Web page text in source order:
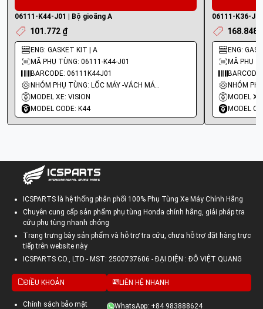
06111-K44-J01 | Bộ gioăng A
101.772 ₫
ENG: GASKET KIT | A
MÃ PHỤ TÙNG: 06111-K44-J01
BARCODE: 06111K44J01
NHÓM PHỤ TÙNG: LỐC MÁY -VÁCH MÁY - GIOĂNG MÁY
MODEL XE: VISION
MODEL CODE: K44
06111-K36-
168.848
ENG:
MÃ PHỤ
MODEL
MODEL
ICSPARTS là hệ thống phân phối 100% Phụ Tùng Xe Máy Chính Hãng
Chuyên cung cấp sản phẩm phụ tùng Honda chính hãng, giải pháp tra
cứu phụ tùng nhanh chóng
Trang trưng bày sản phẩm và hỗ trợ tra cứu, chưa hỗ trợ đặt hàng trực
tiếp trên website này
ICSPARTS CO., LTD - MST: 2500737606 - ĐẠI DIỆN : ĐỖ VIỆT QUANG
ĐIỀU KHOẢN
Chính sách bảo mật
LIÊN HỆ NHANH
WhatsApp: +84 983888624